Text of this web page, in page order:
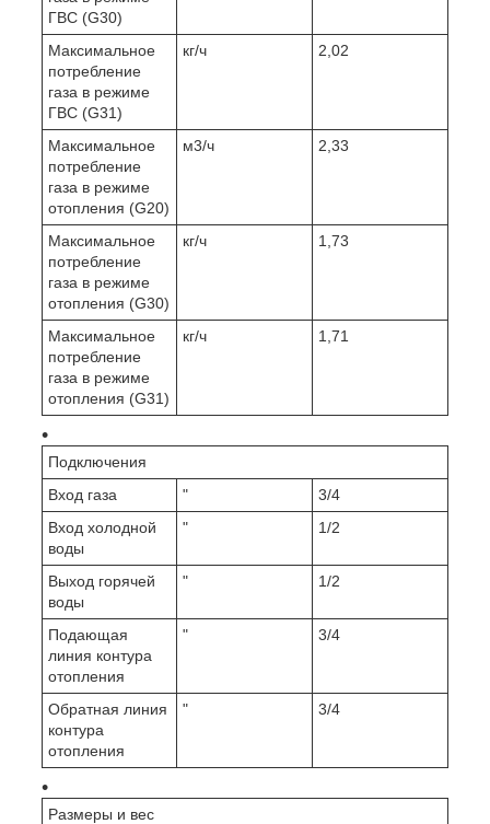
ГВС (G30)
Максимальное
потребление
газа в режиме
ГВС (G31)
кг/ч 2,02
Максимальное
потребление
газа в режиме
отопления (G20)
м3/ч 2,33
Максимальное
потребление
газа в режиме
отопления (G30)
кг/ч 1,73
Максимальное
потребление
газа в режиме
отопления (G31)
кг/ч 1,71
Подключения
Вход газа
"
3/4
Вход холодной
воды
" 1/2
Выход горячей
воды
" 1/2
Подающая
линия контура
отопления
" 3/4
Обратная линия
контура
отопления
" 3/4
Размеры и вес